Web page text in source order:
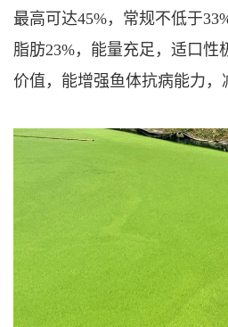
最高可达45%，常规不低于
脂肪23%，能量充足，适口性
价值，能增强鱼体抗病能力，